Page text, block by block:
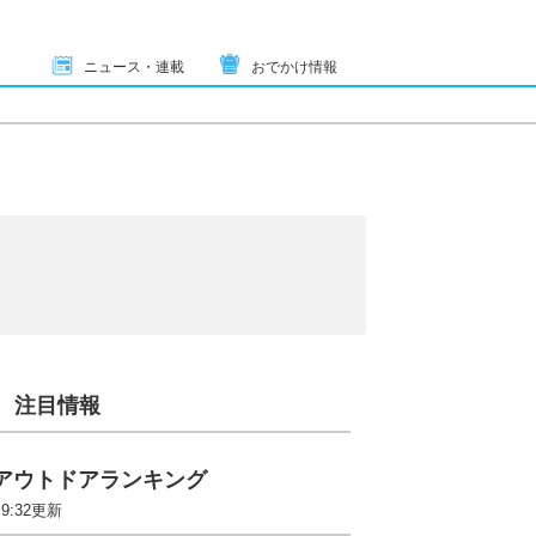
ニュース・連載 おでかけ情報
注目情報
ウトドアランキング
更新